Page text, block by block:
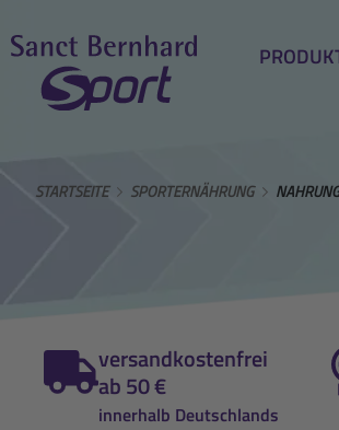
STARTSEITE SPORTERNÄHRUNG
versandkostenfrei
ab 50 €
innerhalb Deutschlands